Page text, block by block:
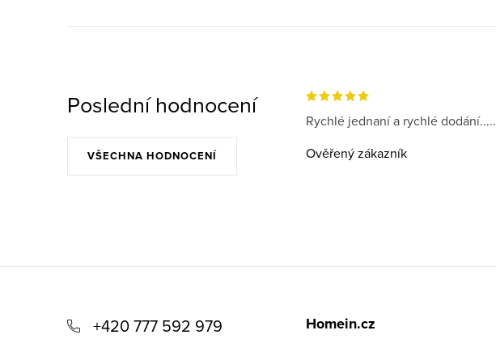
Poslední hodnocení
VŠECHNA HODNOCENÍ
Rychlé jednaní a rychlé dodání.....
Ověřený zákazník
+420 777 592 979
Homein.cz